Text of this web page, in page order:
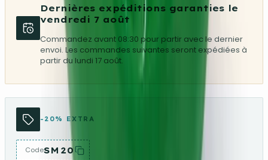
Dernières expéditions garanties le
vendredi 7 août
Commandez avant 08:30 pour partir avec le dernier
envoi. Les commandes suivantes seront expédiées à
partir du lundi 17 août.
-20% EXTRA
CodeSM20